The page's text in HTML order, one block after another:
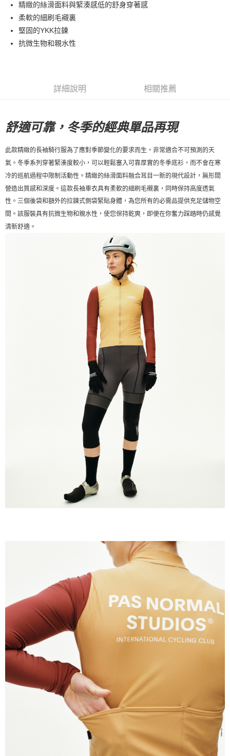
付款後7-11取貨
每筆NT$80，滿NT$10,000(含以上)免運費
宅配
精緻的絲滑面料與緊湊感低的舒身穿著感
柔軟的細刷毛襯裏
堅固的YKK拉鍊
抗微生物和親水性
詳細說明 相關推薦
舒適可靠，冬季的經典單品再現
此款精緻的長袖騎行服為了應對季節變化的要求而生，非常適合不可預測的天
氣。冬季系列 穿著緊湊度較小，可以輕鬆塞入可靠厚實的冬季底衫，而不會在寒
冷的巡航過程中限制活動性。精緻的絲滑面料融合耳目一新的現代設計，無形間
營造出質感和深度。 這款長袖車衣具有柔軟的細刷毛襯裏，同時保持高度透氣
性。三個後袋和額外的拉鍊式側袋緊貼身體，為您所有的必需品提供充足儲物空
間。該服裝具有抗微生物和親水性，使您保持乾爽，即便在你奮力踩踏時仍感覺
清新舒適。